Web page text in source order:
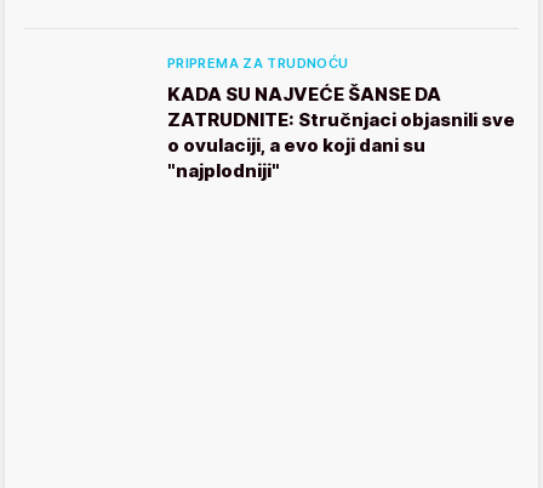
PRIPREMA ZA TRUDNOĆU
KADA SU NAJVEĆE ŠANSE DA
ZATRUDNITE: Stručnjaci objasnili sve
o ovulaciji, a evo koji dani su
"najplodniji"